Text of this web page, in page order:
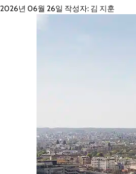
2026년 06월 26일 작성자: 김 지훈